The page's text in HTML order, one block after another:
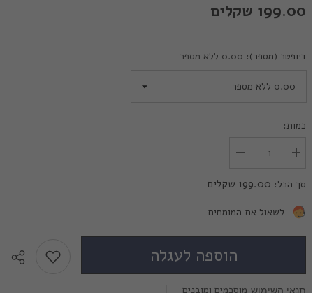
199.00 שקלים
דיופטר (מספר): 0.00 ללא מספר
כמות:
הכמות
עבור
Heaven
עדשות
מגע
צבעוניות
הגדל
עבור
Heaven
Soul
צבעוניות
סך הכל: 199.00 שקלים
לשאול את המומחים
הוספה לעגלה
מוסכמים ומובנים תנאי השימוש